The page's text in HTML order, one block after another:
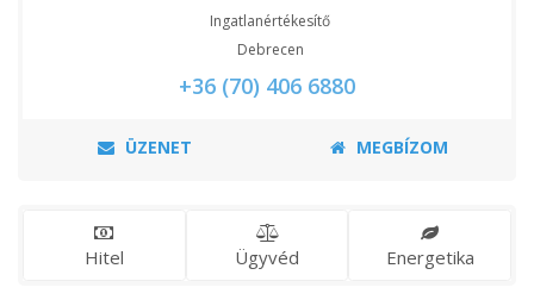
Ingatlanértékesítő
Debrecen
+36 (70) 406 6880
ÜZENET MEGBÍZOM
Hitel Ügyvéd Energetika